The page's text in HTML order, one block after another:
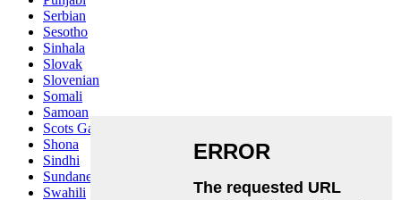
Serbian
Sesotho
Sinhala
Slovak
Slovenian
Somali
Samoan
Scots Gaelic
Shona
Sindhi
Sundanese
Swahili